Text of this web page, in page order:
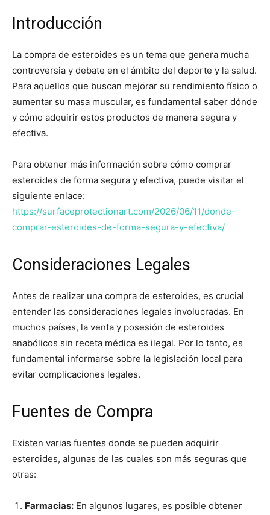
Introducción
La compra de esteroides es un tema que genera mucha
controversia y debate en el ámbito del deporte y la salud.
Para aquellos que buscan mejorar su rendimiento físico o
aumentar su masa muscular, es fundamental saber dónde
y cómo adquirir estos productos de manera segura y
efectiva.
Para obtener más información sobre cómo comprar
esteroides de forma segura y efectiva, puede visitar el
siguiente enlace:
https://surfaceprotectionart.com/2026/06/11/donde-
comprar-esteroides-de-forma-segura-y-efectiva/
Consideraciones Legales
Antes de realizar una compra de esteroides, es crucial
entender las consideraciones legales involucradas. En
muchos países, la venta y posesión de esteroides
anabólicos sin receta médica es ilegal. Por lo tanto, es
fundamental informarse sobre la legislación local para
evitar complicaciones legales.
Fuentes de Compra
Existen varias fuentes donde se pueden adquirir
esteroides, algunas de las cuales son más seguras que
otras:
Farmacias: En algunos lugares, es posible obtener